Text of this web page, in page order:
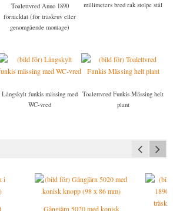
Toalettvred Anno 1890
förnicklat (för träskruv eller
genomgående montage)
millimeters bred rak stolpe stål
Långskylt funkis mässing med
WC-vred
Toalettvred Funkis Mässing helt
plant
Gångjärn 5020 med konisk